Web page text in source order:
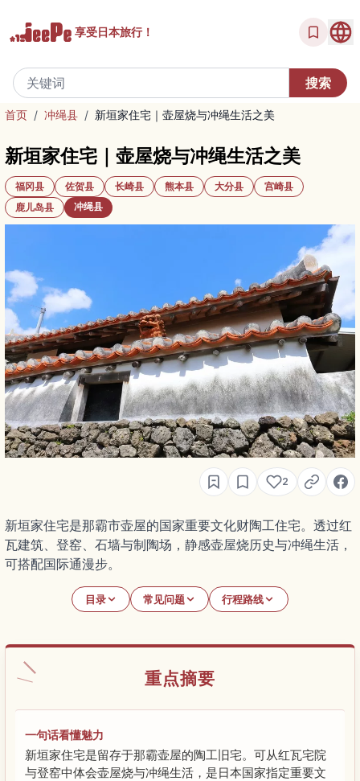
享受日本旅行！
首页 / 冲绳县 / 新垣家住宅｜壶屋烧与冲绳生活之美
新垣家住宅｜壶屋烧与冲绳生活之美
福冈县 佐贺县 长崎县 熊本县 大分县
宫崎县
鹿儿岛县
冲绳县
2
新垣家住宅是那霸市壶屋的国家重要文化财陶工住宅。透过红
瓦建筑、登窑、石墙与制陶场，静感壶屋烧历史与冲绳生活，
可搭配国际通漫步。
目录 常见问题 行程路线
重点摘要
一句话看懂魅力
新垣家住宅是留存于那霸壶屋的陶工旧宅。可从红瓦宅院
与登窑中体会壶屋烧与冲绳生活，是日本国家指定重要文